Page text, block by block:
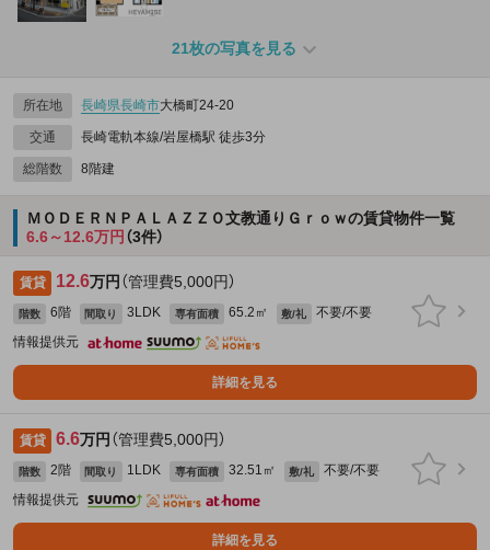
21枚の写真を見る
所在地 長崎県長崎市大橋町24-20
交通 長崎電軌本線/岩屋橋駅 徒歩3分
総階数 8階建
ＭＯＤＥＲＮＰＡＬＡＺＺＯ文教通りＧｒｏｗの賃貸物件一覧
6.6～12.6万円 （3件）
賃貸 12.6万円 （管理費5,000円）
階数 6階 間取り 3LDK 専有面積 65.2㎡ 敷/礼
不要/不要
情報提供元
詳細を見る
賃貸 6.6万円 （管理費5,000円）
階数 2階 間取り 1LDK 専有面積 32.51㎡ 敷/礼
不要/不要
情報提供元
詳細を見る